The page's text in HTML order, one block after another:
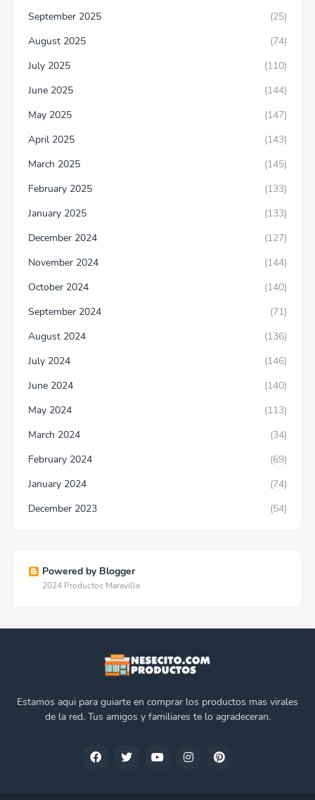
September 2025
(25)
August 2025
(74)
July 2025
(110)
June 2025
(144)
May 2025
(147)
April 2025
(143)
March 2025
(145)
February 2025
(133)
January 2025
(133)
December 2024
(127)
November 2024
(144)
October 2024
(140)
September 2024
(71)
August 2024
(136)
July 2024
(146)
June 2024
(140)
May 2024
(113)
March 2024
(34)
February 2024
(69)
January 2024
(74)
December 2023
(54)
Powered by Blogger
2024 Productos Maravilla
Estamos aqui para guiarte en comprar los productos mas virales
de la red. Tus amigos y familiares te lo agradeceran.